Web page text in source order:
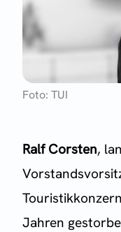
Foto: TUI
Ralf Corsten,
Jahren